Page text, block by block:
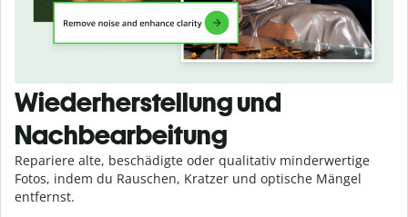
Wiederherstellung und
Nachbearbeitung
Repariere alte, beschädigte oder qualitativ minderwertige
Fotos, indem du Rauschen, Kratzer und optische Mängel
entfernst.